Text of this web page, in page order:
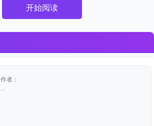
开始阅读
作者：